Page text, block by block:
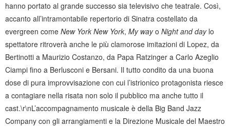
hanno portato al grande successo sia televisivo che teatrale. Così,
accanto all’intramontabile repertorio di Sinatra costellato da
evergreen come New York New York, My wayo Night and daylo
spettatore ritroverà anche le più clamorose imitazioni di Lopez, da
Bertinotti a Maurizio Costanzo, da Papa Ratzinger a Carlo Azeglio
Ciampi fino a Berlusconi e Bersani. Il tutto condito da una buona
dose di pura improvvisazione con cui l’istrionico protagonista riesce
a contagiare nella risata non solo il pubblico ma anche tutto il
cast.\r\nL’accompagnamento musicale è della Big Band Jazz
Company con gli arrangiamenti e la Direzione Musicale del Maestro